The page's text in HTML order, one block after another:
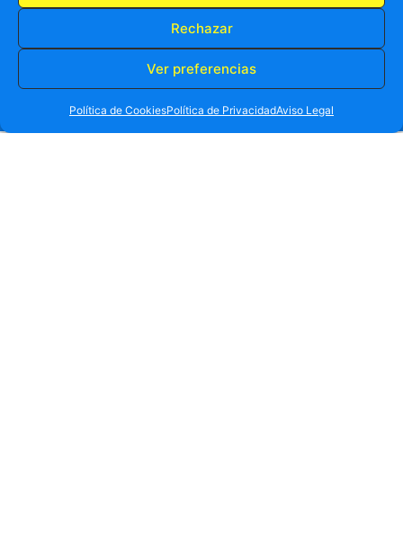
Rechazar
Ver preferencias
Política de CookiesPolítica de PrivacidadAviso Legal
RESERVA TU PLAZA AHORA
WHATSAPP 605 902 902